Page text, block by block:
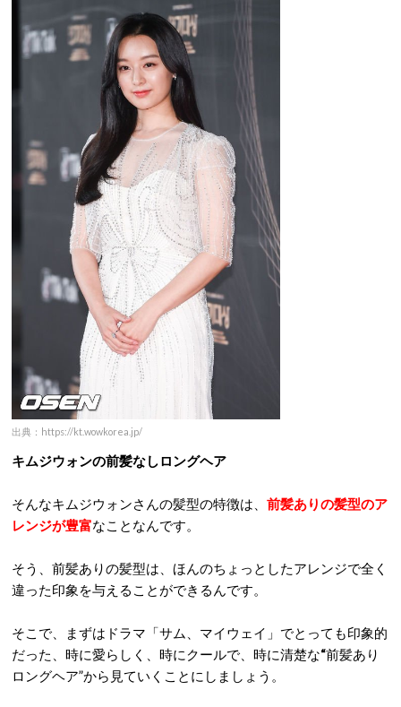
出典：https://kt.wowkorea.jp/
キムジウォンの前髪なしロングヘア
そんなキムジウォンさんの髪型の特徴は、 前髪ありの髪型のア
レンジが豊富なことなんです。
そう、前髪ありの髪型は、ほんのちょっとしたアレンジで全く
違った印象を与えることができるんです。
そこで、まずはドラマ「サム、マイウェイ」でとっても印象的
だった、時に愛らしく、時にクールで、時に清楚な“前髪あり
ロングヘア”から見ていくことにしましょう。